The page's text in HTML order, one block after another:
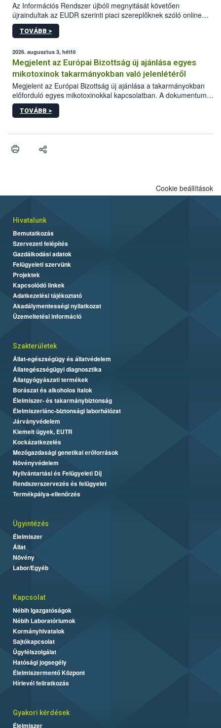
Az Információs Rendszer újbóli megnyitását követően
újraindultak az EUDR szerinti piaci szereplőknek szóló online
képzések.
TOVÁBB >
2026. augusztus 3, hétfő
Megjelent az Európai Bizottság új ajánlása egyes
mikotoxinok takarmányokban való jelenlétéről
Megjelent az Európai Bizottság új ajánlása a takarmányokban
előforduló egyes mikotoxinokkal kapcsolatban. A dokumentum
2027-től új irányértékek alkalmazását írja elő, és a jelenleg
hatályos uniós ajánlások helyébe lép.
TOVÁBB >
Cookie beállítások
Hivatalunk
Bemutatkozás
Szervezeti felépítés
Gazdálkodási adatok
Felügyeleti szervünk
Projektek
Kapcsolódó linkek
Adatkezelési tájékoztató
Akadálymentességi nyilatkozat
Üzemeltetési információ
Szakterületek
Állat-egészségügy és állatvédelem
Állategészségügyi diagnosztika
Állatgyógyászati termékek
Borászat és alkoholos italok
Élelmiszer- és takarmánybiztonság
Élelmiszerlánc-biztonsági laborhálózat
Járványvédelem
Kiemelt ügyek, EUTR
Kockázatkezelés
Mezőgazdasági genetikai erőforrások
Növényvédelem
Nyilvántartási és Felügyeleti Díj
Rendszerszervezés és felügyelet
Termékpálya-ellenőrzés
Ügyintézés
Élelmiszer
Állat
Növény
Labor/Egyéb
Kapcsolat
Nébih Igazgatóságok
Nébih Laboratóriumok
Kormányhivatalok
Sajtókapcsolat
Ügyfélszolgálat
Hatósági jogsegély
Élelmiszermentő Központ
Hírlevél feliratkozás
Gyakori kérdések
Élelmiszer